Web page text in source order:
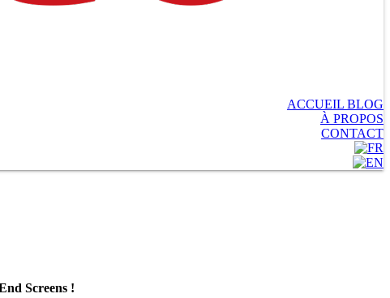
ACCUEIL BLOG
À PROPOS
CONTACT
Screens !